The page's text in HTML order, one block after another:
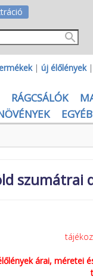
| új élőlények
RÁGCSÁLÓK
EGYÉB
szumátrai
árai, méretei